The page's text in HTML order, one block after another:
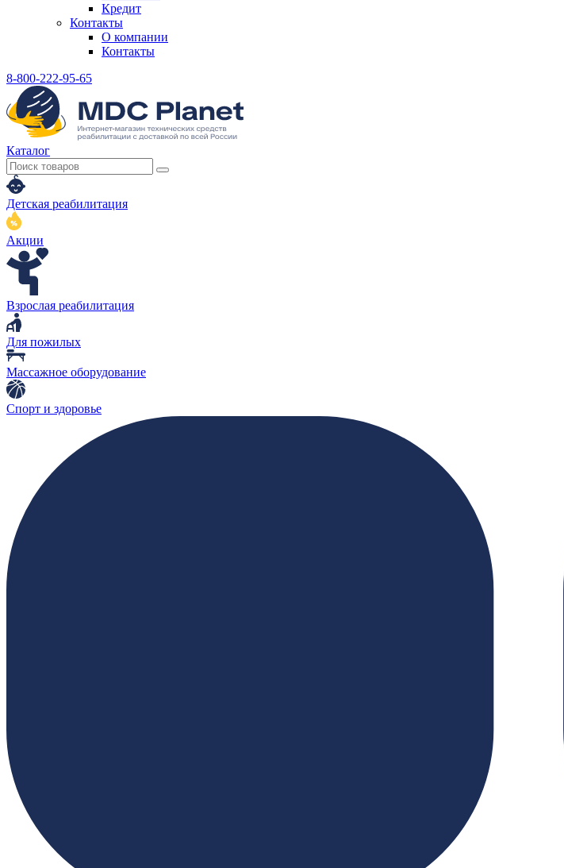
Кредит
Контакты
О компании
Контакты
8-800-222-95-65
Каталог
Детская реабилитация
Акции
Взрослая реабилитация
Для пожилых
Массажное оборудование
Спорт и здоровье